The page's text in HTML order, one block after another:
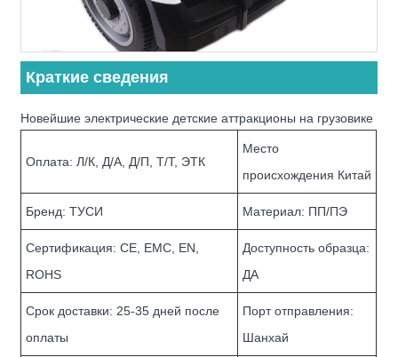
Краткие сведения
Новейшие электрические детские аттракционы на грузовике
Оплата: Л/К, Д/А, Д/П, Т/Т, ЭТК
Место
происхождения Китай
Бренд: ТУСИ Материал: ПП/ПЭ
Сертификация: CE, EMC, EN,
ROHS
Доступность образца:
ДА
Срок доставки: 25-35 дней после
оплаты
Порт отправления:
Шанхай